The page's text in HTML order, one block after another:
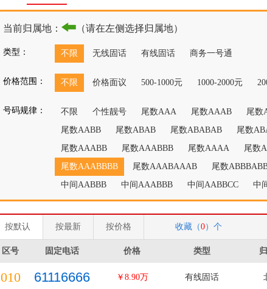
当前归属地： （请在左侧选择归属地）
类型： 不限 无线固话 有线固话 商务一号通
价格范围： 不限 价格面议 500-1000元 1000-2000元
号码规律： 不限 个性靓号 尾数AAA 尾数AAAB 尾数
尾数AABB
尾数ABAB 尾数ABABAB 尾数
尾数AAABB
尾数AAABBB 尾数AAAA 尾数
尾数AAABBBB
尾数AAABAAAB 尾数
中间AABBB
中间AAABBB 中间AABBCC 中
按默认 按最新 按价格 收藏（0）个
区号 固定电话 价格 类型
010 61116666 ￥8.90万 有线固话